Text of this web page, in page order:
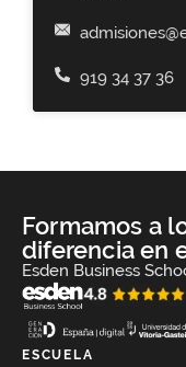
919 34 37 36
Formamos a
diferencia en
Esden Business
ESCUELA